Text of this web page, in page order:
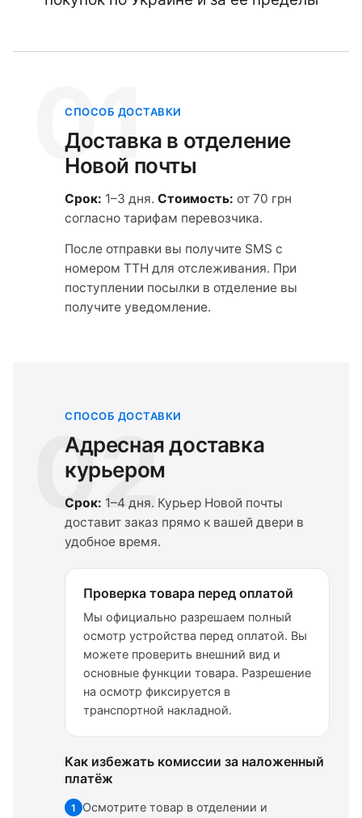
01
СПОСОБ ДОСТАВКИ
Доставка в отделение
Новой почты
Срок: 1–3 дня. Стоимость: от 70 грн
согласно тарифам перевозчика.
После отправки вы получите SMS с
номером ТТН для отслеживания. При
поступлении посылки в отделение вы
получите уведомление.
02
СПОСОБ ДОСТАВКИ
Адресная доставка
курьером
Срок: 1–4 дня. Курьер Новой почты
доставит заказ прямо к вашей двери в
удобное время.
Проверка товара перед оплатой
Мы официально разрешаем полный
осмотр устройства перед оплатой. Вы
можете проверить внешний вид и
основные функции товара. Разрешение
на осмотр фиксируется в
транспортной накладной.
Как избежать комиссии за наложенный
платёж
1
Осмотрите товар в отделении и